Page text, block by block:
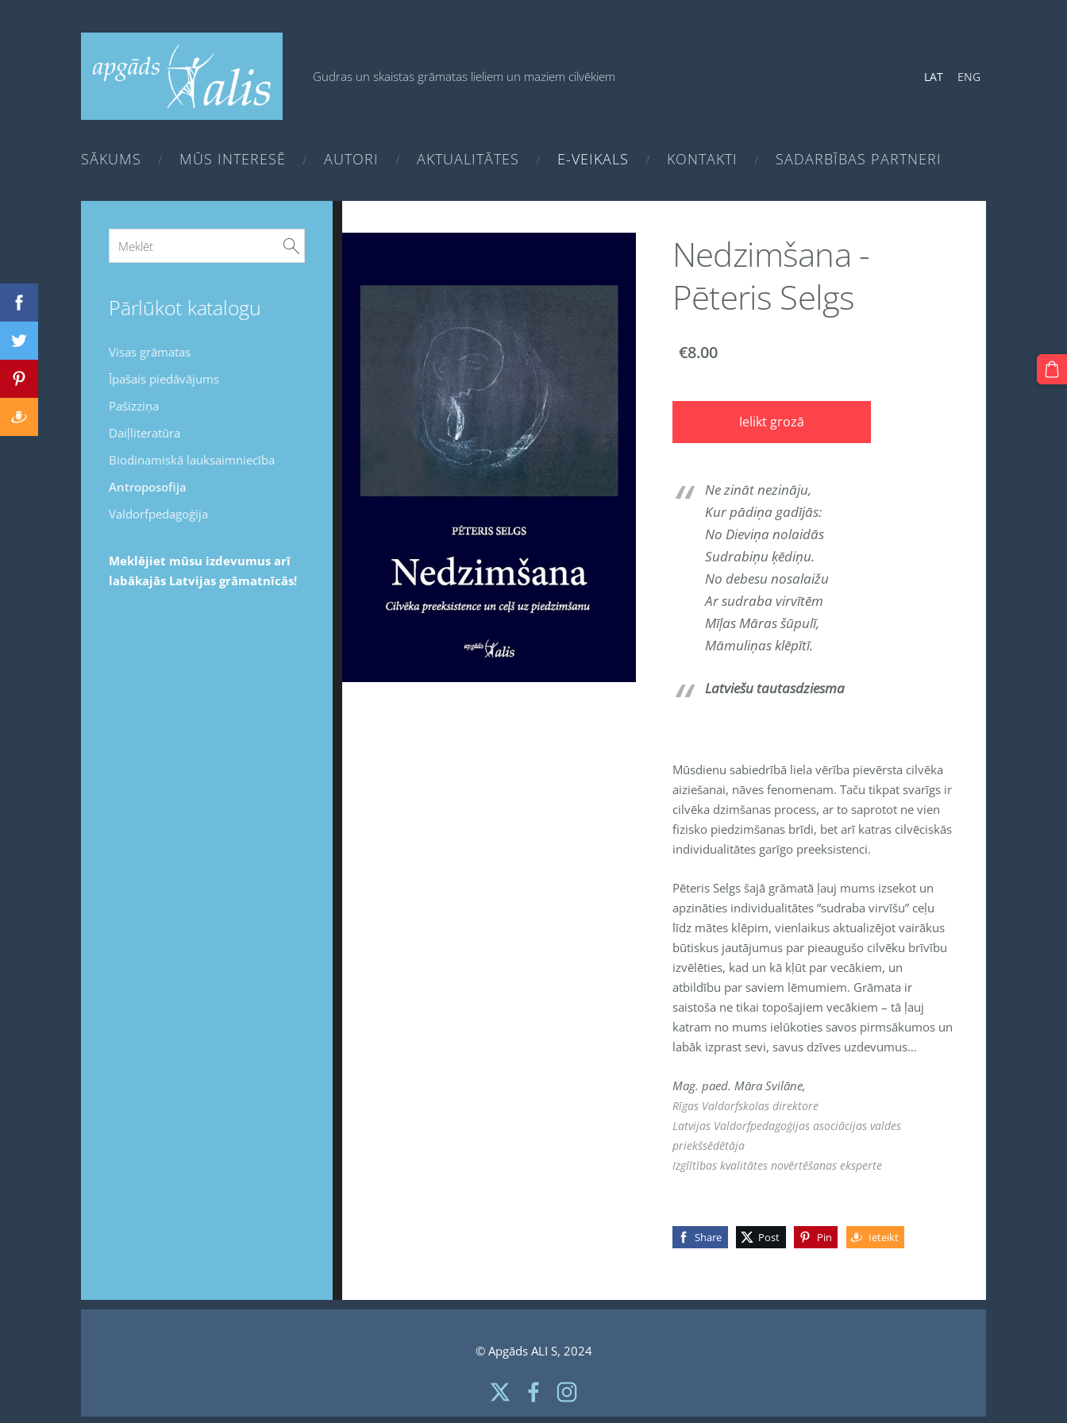
Gudras un skaistas grāmatas lieliem un maziem cilvēkiem
SĀKUMS MŪS INTERESĒ AUTORI AKTUALITĀTES E-VEIKALS KONTAKTI SADARBĪBAS PARTNERI
LAT ENG
Pārlūkot katalogu
Visas grāmatas
Īpašais piedāvājums
Pašizziņa
Daiļliteratūra
Biodinamiskā lauksaimniecība
Antroposofija
Valdorfpedagoģija
Meklējiet mūsu izdevumus arī
labākajās Latvijas grāmatnīcās!
Nedzimšana -
Pēteris Selgs
€8.00
Ielikt grozā
Ne zināt nezināju,
Kur pādiņa gadījās:
No Dieviņa nolaidās
Sudrabiņu ķēdiņu.
No debesu nosalaižu
Ar sudraba virvītēm
Mīļas Māras šūpulī,
Māmuliņas klēpītī.
Latviešu tautasdziesma
Mūsdienu sabiedrībā liela vērība pievērsta cilvēka
aiziešanai, nāves fenomenam. Taču tikpat svarīgs ir
cilvēka dzimšanas process, ar to saprotot ne vien
fizisko piedzimšanas brīdi, bet arī katras cilvēciskās
individualitātes garīgo preeksistenci.
Pēteris Selgs šajā grāmatā ļauj mums izsekot un
apzināties individualitātes “sudraba virvīšu” ceļu
līdz mātes klēpim, vienlaikus aktualizējot vairākus
būtiskus jautājumus par pieaugušo cilvēku brīvību
izvēlēties, kad un kā kļūt par vecākiem, un
atbildību par saviem lēmumiem. Grāmata ir
saistoša ne tikai topošajiem vecākiem – tā ļauj
katram no mums ielūkoties savos pirmsākumos un
labāk izprast sevi, savus dzīves uzdevumus…
Mag. paed. Māra Svilāne,
Rīgas Valdorfskolas direktore
Latvijas Valdorfpedagoģijas asociācijas valdes
priekšsēdētāja
Izglītības kvalitātes novērtēšanas eksperte
Share Post Pin Ieteikt
© Apgāds ALI S, 2024